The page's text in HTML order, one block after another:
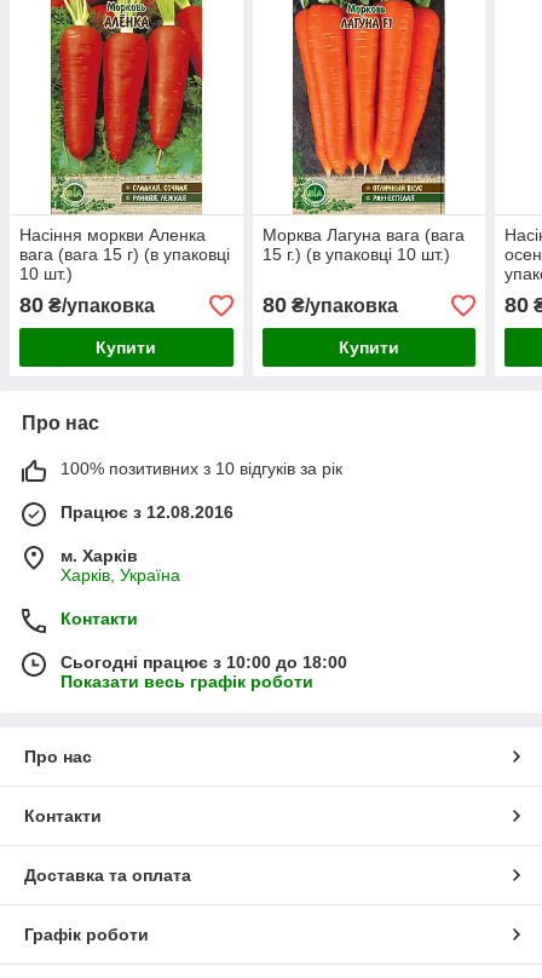
Насіння моркви Аленка
вага (вага 15 г) (в упаковці
10 шт.)
80 ₴/упаковка
Купити
Морква Лагуна вага (вага
15 г.) (в упаковці 10 шт.)
80₴/упаковка
Купити
80
Про нас
100% позитивних з 10 відгуків за рік
Працює з 12.08.2016
м. Харків
Харків, Україна
Контакти
Сьогодні працює з 10:00 до 18:00
Показати весь графік роботи
Про нас
Контакти
Доставка та оплата
Графік роботи